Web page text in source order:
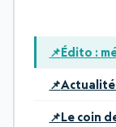
Édito :
Le coin